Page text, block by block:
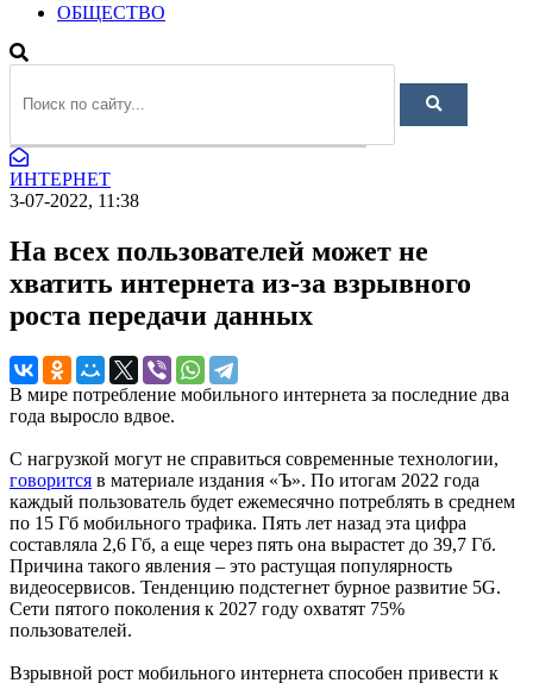
ОБЩЕСТВО
ИНТЕРНЕТ
3-07-2022, 11:38
На всех пользователей может не
хватить интернета из-за взрывного
роста передачи данных
В мире потребление мобильного интернета за последние два
года выросло вдвое.
С нагрузкой могут не справиться современные технологии,
говорится в материале издания «Ъ». По итогам 2022 года
каждый пользователь будет ежемесячно потреблять в среднем
по 15 Гб мобильного трафика. Пять лет назад эта цифра
составляла 2,6 Гб, а еще через пять она вырастет до 39,7 Гб.
Причина такого явления – это растущая популярность
видеосервисов. Тенденцию подстегнет бурное развитие 5G.
Сети пятого поколения к 2027 году охватят 75%
пользователей.
Взрывной рост мобильного интернета способен привести к